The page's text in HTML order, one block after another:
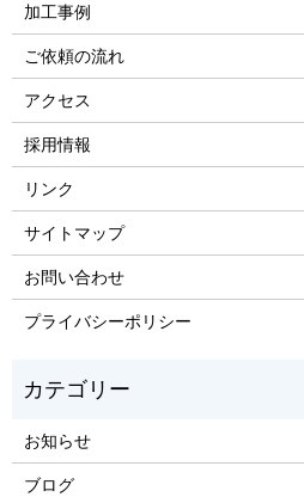
加工事例
ご依頼の流れ
アクセス
採用情報
リンク
サイトマップ
お問い合わせ
プライバシーポリシー
お知らせ
ブログ